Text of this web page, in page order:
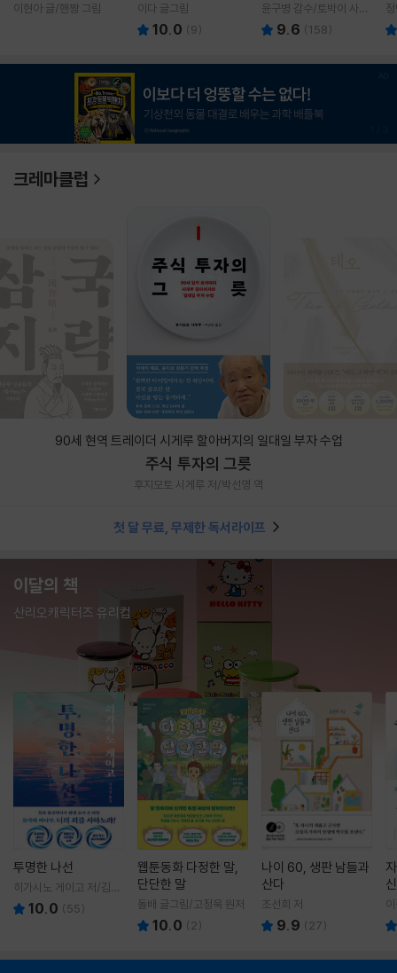
이현아 글/핸짱 그림 이다 글그림
10.0 (9)
윤구병 감수/토박이 사전
편찬실 편
9.6 (158)
크레마클럽
90세 현역 트레이더 시게루 할아버지의 일대일 부자 수업
주식 투자의 그릇
후지모토 시게루 저/박선영 역
첫 달 무료, 무제한 독서라이프
이달의 책
산리오캐릭터즈 유리컵
투명한 나선
히가시노 게이고 저/김선
영 역10.0 (55)
웹툰동화 다정한 말,
단단한 말
돌배 글그림/고정욱 원저
10.0 ( 2)
나이 60, 생판 남들과
산다
조선희 저
9.9 ( 27)